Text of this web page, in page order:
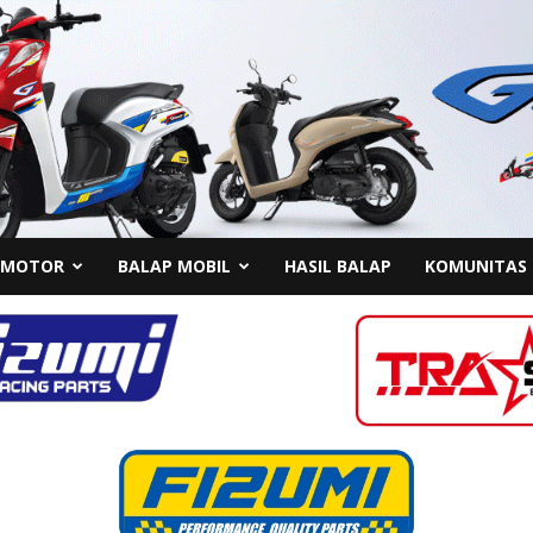
BALAP MOBIL HASIL BALAP KOMUNITAS